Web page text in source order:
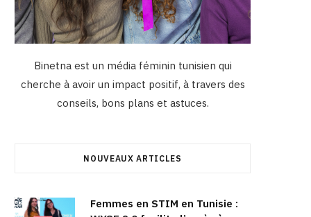
Binetna est un média féminin tunisien qui
cherche à avoir un impact positif, à travers des
conseils, bons plans et astuces.
NOUVEAUX ARTICLES
Femmes en STIM en Tunisie :